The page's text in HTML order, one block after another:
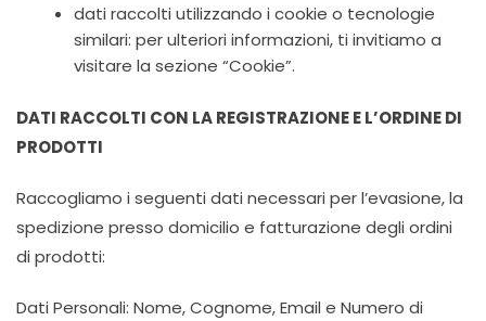
dati raccolti utilizzando i cookie o tecnologie
similari: per ulteriori informazioni, ti invitiamo a
visitare la sezione “Cookie”.
DATI RACCOLTI CON LA REGISTRAZIONE E L’ORDINE DI
PRODOTTI
Raccogliamo i seguenti dati necessari per l’evasione, la
spedizione presso domicilio e fatturazione degli ordini
di prodotti:
Dati Personali: Nome, Cognome, Email e Numero di